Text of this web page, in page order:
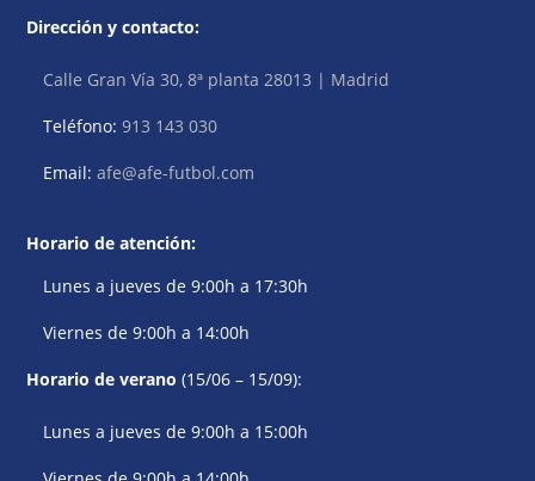
Dirección y contacto:
Calle Gran Vía 30, 8ª planta 28013 | Madrid
Teléfono:913 143 030
Email:afe@afe-futbol.com
Horario de atención:
Lunes a jueves de 9:00h a 17:30h
Viernes de 9:00h a 14:00h
Horario de verano (15/06 – 15/09):
Lunes a jueves de 9:00h a 15:00h